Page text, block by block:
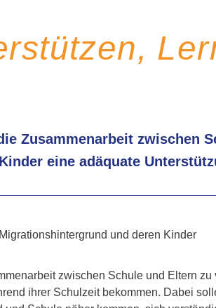
Zusammenarbeit zwischen
eine adäquate
und deren Kinder
zwischen Schule und Eltern
ihrer Schulzeit bekommen. Dabei